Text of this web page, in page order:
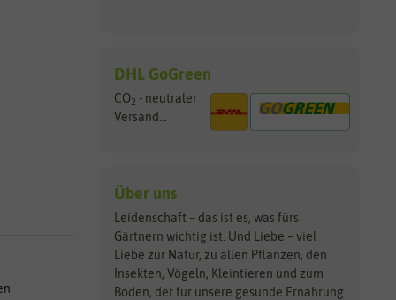
DHL GoGreen
CO2 - neutraler
Versand...
Über uns
Leidenschaft – das ist es, was fürs
Gärtnern wichtig ist. Und Liebe – viel
Liebe zur Natur, zu allen Pflanzen, den
Insekten, Vögeln, Kleintieren und zum
Boden, der für unsere gesunde Ernährung